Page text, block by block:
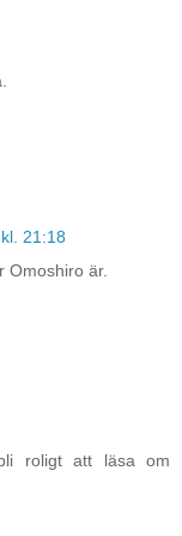
21:18
Omoshiro är.
roligt att läsa om